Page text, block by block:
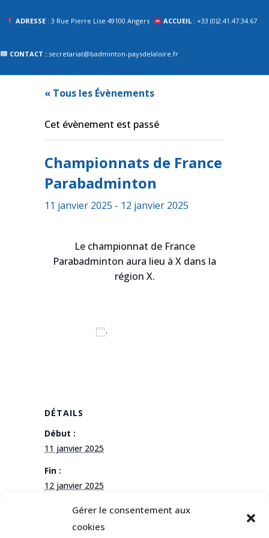
Gérer le consentement aux
cookies
ADRESSE : 3 Rue Pierre Lise 49100 Angers ACCUEIL : +33 (0)2.41.47.34.67
CONTACT : secretariat@badminton-paysdelaloire.fr
« Tous les Évènements
Cet évènement est passé
Championnats de France
Parabadminton
11 janvier 2025 - 12 janvier 2025
Le championnat de France
Parabadminton aura lieu à X dans la
région X.
DÉTAILS
Début :
11 janvier 2025
Fin :
12 janvier 2025
Catégorie d’Évènement:
Compétition